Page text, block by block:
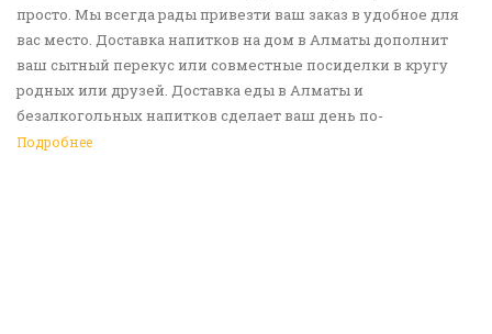
просто. Мы всегда рады привезти ваш заказ в удобное для
вас место. Доставка напитков на дом в Алматы дополнит
ваш сытный перекус или совместные посиделки в кругу
родных или друзей. Доставка еды в Алматы и
безалкогольных напитков сделает ваш день по-
настоящему ярким и беззаботным. Обращайтесь к нам за
Подробнее